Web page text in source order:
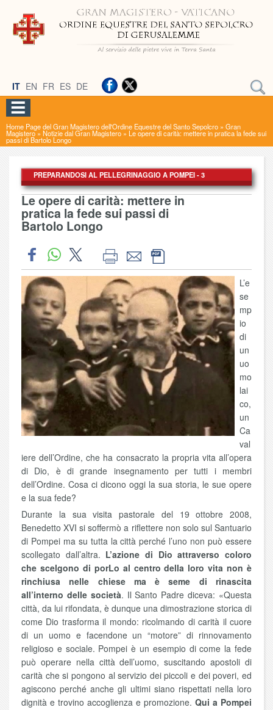
IT EN FR ES DE
Home Page del Gran Magistero dell'Ordine Equestre del Santo Sepolcro » Gran
Magistero» Notizie dal Gran Magistero » Le opere di carità: mettere in pratica la fede sui
passi di Bartolo Longo
PREPARANDOSI AL PELLEGRINAGGIO A POMPEI - 3
Le opere di carità: mettere in
pratica la fede sui passi di
Bartolo Longo
L’e
se
mp
io
di
un
uo
mo
lai
co,
un
Ca
val
iere dell’Ordine, che ha consacrato la propria vita all’opera
di Dio, è di grande insegnamento per tutti i membri
dell’Ordine. Cosa ci dicono oggi la sua storia, le sue opere
e la sua fede?
Durante la sua visita pastorale del 19 ottobre 2008,
Benedetto XVI si soffermò a riflettere non solo sul Santuario
di Pompei ma su tutta la città perché l’uno non può essere
scollegato dall’altra. L’azione di Dio attraverso coloro
che scelgono di porLo al centro della loro vita non è
rinchiusa nelle chiese ma è seme di rinascita
all’interno delle società. Il Santo Padre diceva: «Questa
città, da lui rifondata, è dunque una dimostrazione storica di
come Dio trasforma il mondo: ricolmando di carità il cuore
di un uomo e facendone un “motore” di rinnovamento
religioso e sociale. Pompei è un esempio di come la fede
può operare nella città dell’uomo, suscitando apostoli di
carità che si pongono al servizio dei piccoli e dei poveri, ed
agiscono perché anche gli ultimi siano rispettati nella loro
dignità e trovino accoglienza e promozione. Qui a Pompei